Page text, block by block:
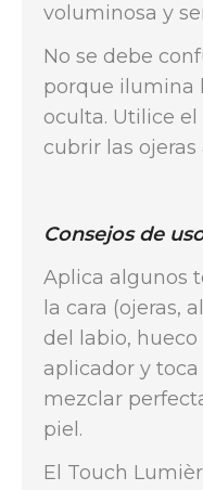
voluminosa y
No se debe
porque ilumina
oculta. Utilice
cubrir las
Consejos de
Aplica algunos
la cara (ojeras,
del labio, hueco
aplicador y
mezclar
piel.
El Touch